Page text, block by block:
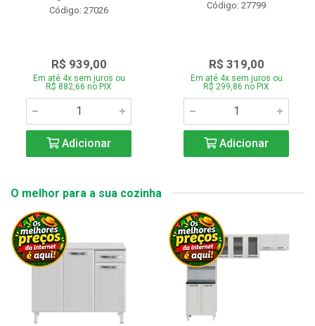
Código: 27026
R$ 939,00
Em até 4x sem juros ou
R$ 882,66 no PIX
Adicionar
Código: 27799
R$ 319,00
Em até 4x sem juros ou
R$ 299,86 no PIX
Adicionar
O melhor para a sua cozinha